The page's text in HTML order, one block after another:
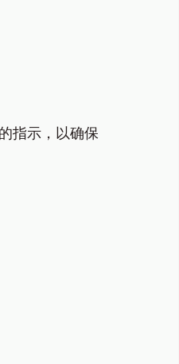
指示，以确保